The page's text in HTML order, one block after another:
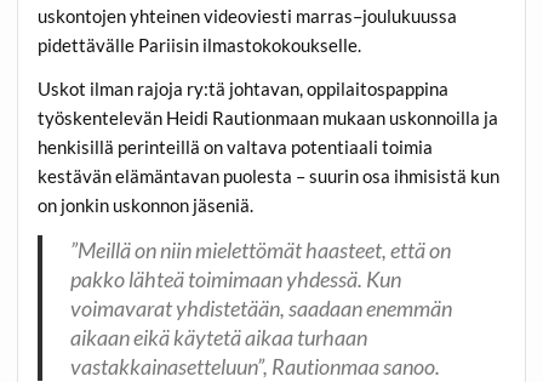
uskontojen yhteinen videoviesti marras–joulukuussa
pidettävälle Pariisin ilmastokokoukselle.
Uskot ilman rajoja ry:tä johtavan, oppilaitospappina
työskentelevän Heidi Rautionmaan mukaan uskonnoilla ja
henkisillä perinteillä on valtava potentiaali toimia
kestävän elämäntavan puolesta – suurin osa ihmisistä kun
on jonkin uskonnon jäseniä.
”Meillä on niin mielettömät haasteet, että on
pakko lähteä toimimaan yhdessä. Kun
voimavarat yhdistetään, saadaan enemmän
aikaan eikä käytetä aikaa turhaan
vastakkainasetteluun”, Rautionmaa sanoo.